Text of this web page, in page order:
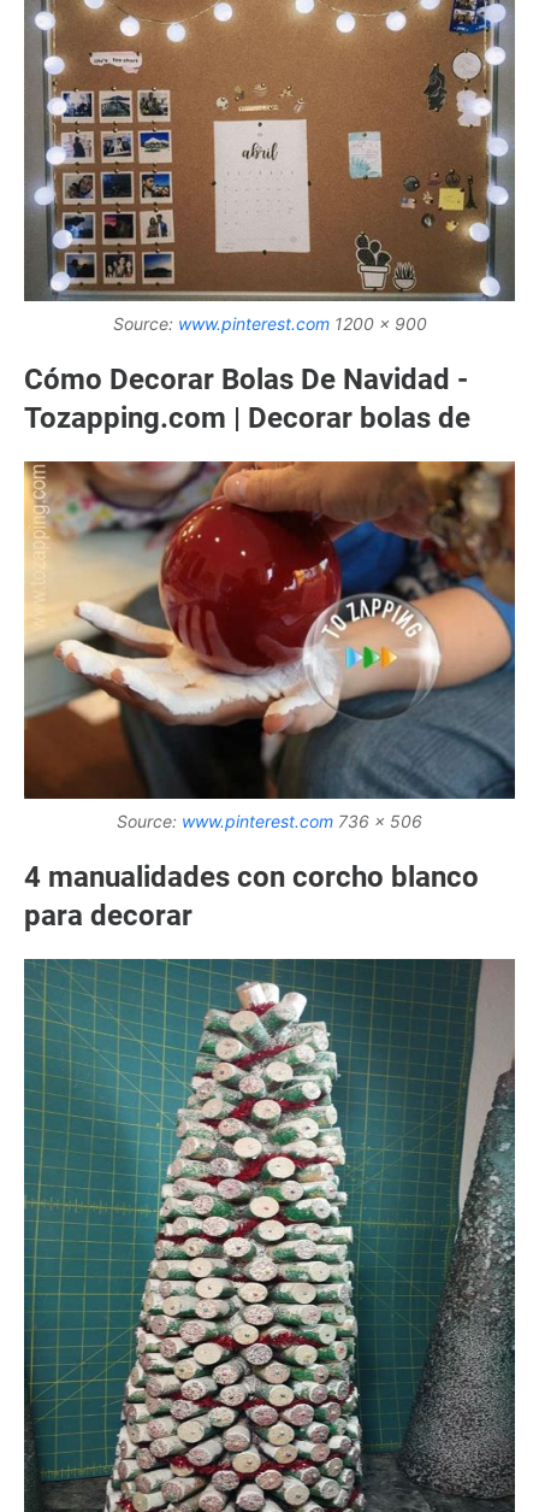
Source: www.pinterest.com1200 x 900
Cómo Decorar Bolas De Navidad -
Tozapping.com | Decorar bolas de
Source: www.pinterest.com 736 x 506
4 manualidades con corcho blanco
para decorar